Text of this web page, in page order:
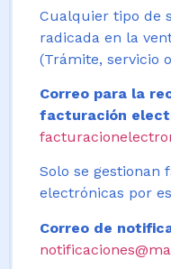
Cualquier tipo de
radicada en la
(Trámite, servicio o
Correo para la
facturación
Solo se gestionan
electrónicas por
Correo de